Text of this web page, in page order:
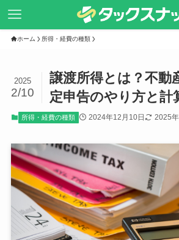
ホーム 所得・経費の種類
譲渡所得とは？不動
定申告のやり方と計
2025
2/10
所得・経費の種類 2024年12月10日 2025